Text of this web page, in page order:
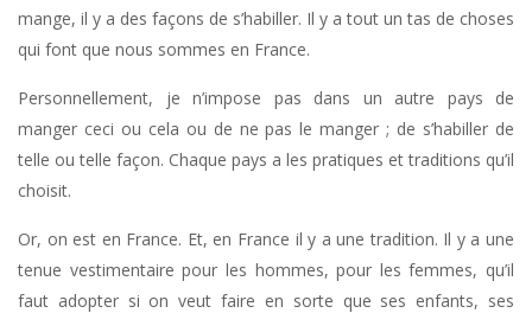
mange, il y a des façons de s’habiller. Il y a tout un tas de choses
qui font que nous sommes en France.
Personnellement, je n’impose pas dans un autre pays de
manger ceci ou cela ou de ne pas le manger ; de s’habiller de
telle ou telle façon. Chaque pays a les pratiques et traditions qu’il
choisit.
Or, on est en France. Et, en France il y a une tradition. Il y a une
tenue vestimentaire pour les hommes, pour les femmes, qu’il
faut adopter si on veut faire en sorte que ses enfants, ses